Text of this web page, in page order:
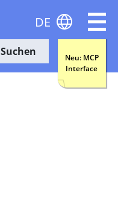
Suchen
Neu: MCP
Interface
DE